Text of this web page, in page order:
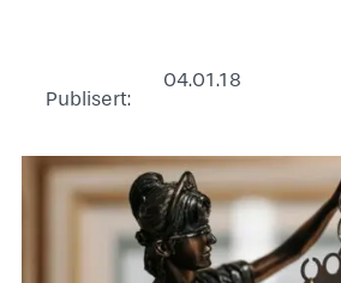
Publisert:
04.01.18